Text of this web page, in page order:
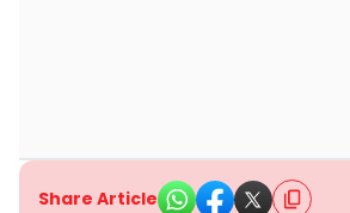
Share Article